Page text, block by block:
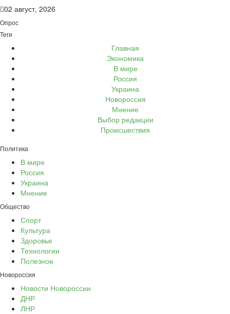
02 август, 2026
Опрос
Теги
Главная
Экономика
В мире
Россия
Украина
Новороссия
Мнение
Выбор редакции
Происшествия
Политика
В мире
Россия
Украина
Мнение
Общество
Спорт
Культура
Здоровье
Технологии
Полезное
Новороссия
Новости Новороссии
ДНР
ЛНР